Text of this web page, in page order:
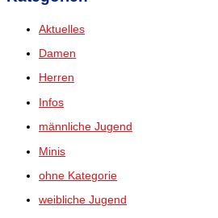
Aktuelles
Damen
Herren
Infos
männliche Jugend
Minis
ohne Kategorie
weibliche Jugend